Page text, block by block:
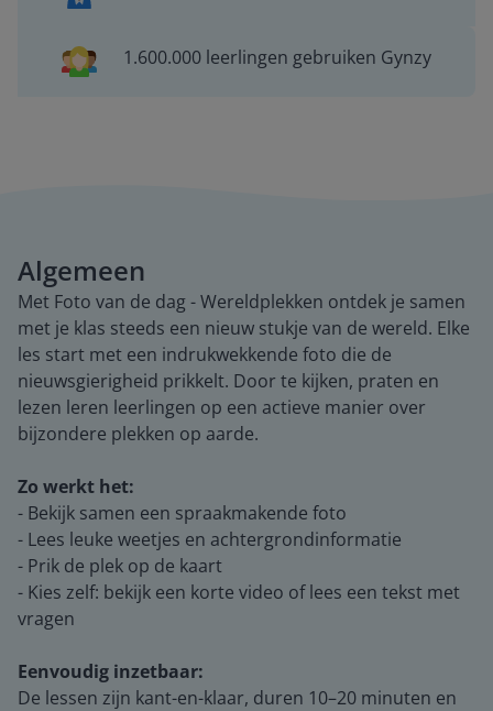
1.600.000 leerlingen gebruiken Gynzy
Algemeen
Met Foto van de dag - Wereldplekken ontdek je samen
met je klas steeds een nieuw stukje van de wereld. Elke
les start met een indrukwekkende foto die de
nieuwsgierigheid prikkelt. Door te kijken, praten en
lezen leren leerlingen op een actieve manier over
bijzondere plekken op aarde.
Zo werkt het:
- Bekijk samen een spraakmakende foto
- Lees leuke weetjes en achtergrondinformatie
- Prik de plek op de kaart
- Kies zelf: bekijk een korte video of lees een tekst met
vragen
Eenvoudig inzetbaar:
De lessen zijn kant-en-klaar, duren 10–20 minuten en